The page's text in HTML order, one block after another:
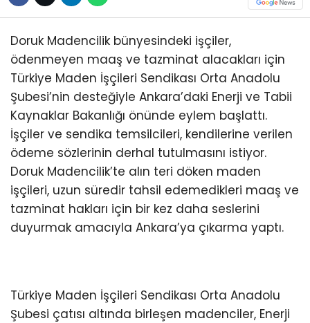
Doruk Madencilik bünyesindeki işçiler,
ödenmeyen maaş ve tazminat alacakları için
Türkiye Maden İşçileri Sendikası Orta Anadolu
Şubesi’nin desteğiyle Ankara’daki Enerji ve Tabii
Kaynaklar Bakanlığı önünde eylem başlattı.
İşçiler ve sendika temsilcileri, kendilerine verilen
ödeme sözlerinin derhal tutulmasını istiyor.
Doruk Madencilik’te alın teri döken maden
işçileri, uzun süredir tahsil edemedikleri maaş ve
tazminat hakları için bir kez daha seslerini
duyurmak amacıyla Ankara’ya çıkarma yaptı.
Türkiye Maden İşçileri Sendikası Orta Anadolu
Şubesi çatısı altında birleşen madenciler, Enerji